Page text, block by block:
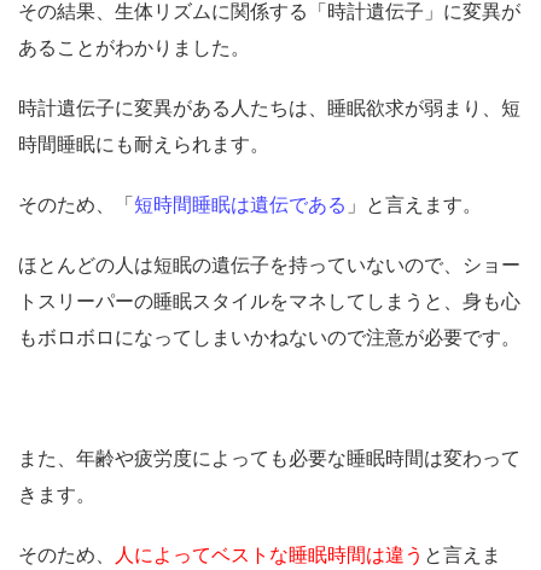
その結果、生体リズムに関係する「時計遺伝子」に変異が
あることがわかりました。
時計遺伝子に変異がある人たちは、睡眠欲求が弱まり、短
時間睡眠にも耐えられます。
そのため、「 短時間睡眠は遺伝である 」と言えます。
ほとんどの人は短眠の遺伝子を持っていないので、ショー
トスリーパーの睡眠スタイルをマネしてしまうと、身も心
もボロボロになってしまいかねないので注意が必要です。
また、年齢や疲労度によっても必要な睡眠時間は変わって
きます。
そのため、 人によってベストな睡眠時間は違う と言えま